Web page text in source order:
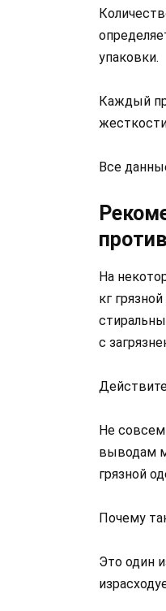
упаковки.
Каждый
Все
На
кг
с
Не совсем
выводам
грязной
Почему
Это один